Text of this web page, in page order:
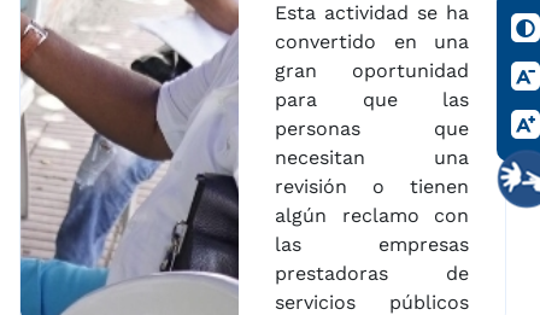
Esta actividad se ha
convertido en una
gran oportunidad
para que las
personas que
necesitan una
revisión o tienen
algún reclamo con
las empresas
prestadoras de
servicios públicos